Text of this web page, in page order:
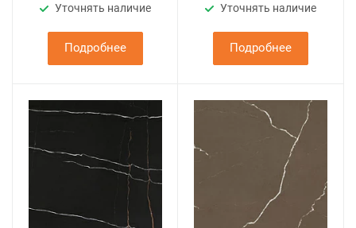
Уточнять наличие
Подробнее
Уточнять наличие
Подробнее